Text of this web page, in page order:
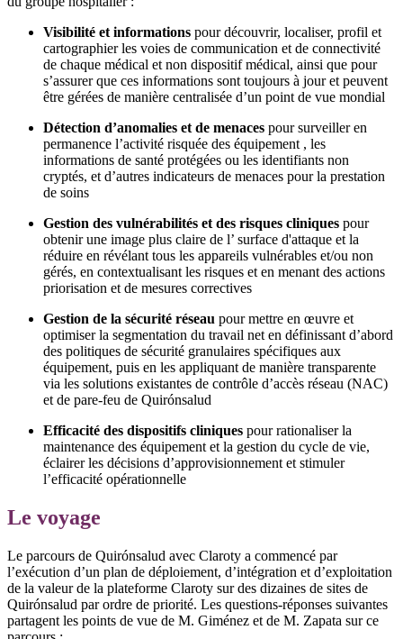
Visibilité et informations pour découvrir, localiser, profil et
cartographier les voies de communication et de connectivité
de chaque médical et non dispositif médical, ainsi que pour
s’assurer que ces informations sont toujours à jour et peuvent
être gérées de manière centralisée d’un point de vue mondial
Détection d’anomalies et de menaces pour surveiller en
permanence l’activité risquée des équipement , les
informations de santé protégées ou les identifiants non
cryptés, et d’autres indicateurs de menaces pour la prestation
de soins
Gestion des vulnérabilités et des risques cliniques pour
obtenir une image plus claire de l’ surface d'attaque et la
réduire en révélant tous les appareils vulnérables et/ou non
gérés, en contextualisant les risques et en menant des actions
priorisation et de mesures correctives
Gestion de la sécurité réseau pour mettre en œuvre et
optimiser la segmentation du travail net en définissant d’abord
des politiques de sécurité granulaires spécifiques aux
équipement, puis en les appliquant de manière transparente
via les solutions existantes de contrôle d’accès réseau (NAC)
et de pare-feu de Quirónsalud
Efficacité des dispositifs cliniques pour rationaliser la
maintenance des équipement et la gestion du cycle de vie,
éclairer les décisions d’approvisionnement et stimuler
l’efficacité opérationnelle
Le voyage
Le parcours de Quirónsalud avec Claroty a commencé par
l’exécution d’un plan de déploiement, d’intégration et d’exploitation
de la valeur de la plateforme Claroty sur des dizaines de sites de
Quirónsalud par ordre de priorité. Les questions-réponses suivantes
partagent les points de vue de M. Giménez et de M. Zapata sur ce